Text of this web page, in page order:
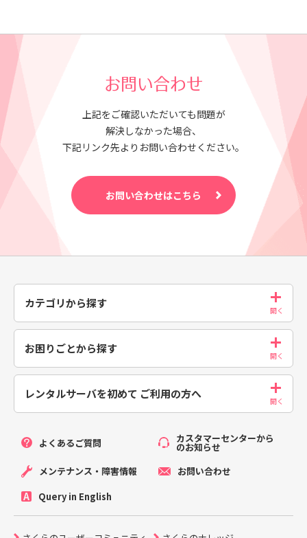
お問い合わせ
上記をご確認いただいても問題が
解決しなかった場合、
下記リンク先よりお問い合わせください。
お問い合わせはこちら
カテゴリから探す
お困りごとから探す
レンタルサーバを初めて ご利用の方へ
よくあるご質問 カスタマーセンターから
のお知らせ
メンテナンス・障害情報
お問い合わせ
Query in English